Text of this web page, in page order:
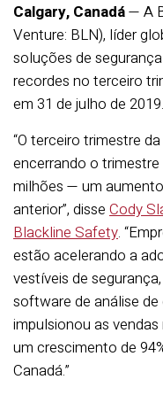
Calgary, Canadá— A
Venture: BLN), líder
soluções de
recordes no terceiro
em 31 de julho de 2019.
“O terceiro trimestre
encerrando o
milhões — um
anterior”, disse Cody
Blackline Safety.
estão acelerando a
vestíveis de
software de análise
impulsionou as
um crescimento de
Canadá.”